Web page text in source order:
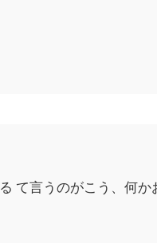
て言うのがこう、何か